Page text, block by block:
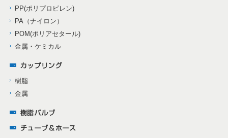
PP(ポリプロピレン)
PA（ナイロン）
POM(ポリアセタール)
金属・ケミカル
樹脂
金属